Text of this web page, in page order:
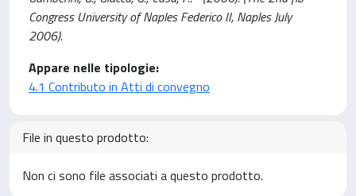
Congress University of Naples Federico II, Naples July
2006).
Appare nelle tipologie:
4.1 Contributo in Atti di convegno
File in questo prodotto:
Non ci sono file associati a questo prodotto.